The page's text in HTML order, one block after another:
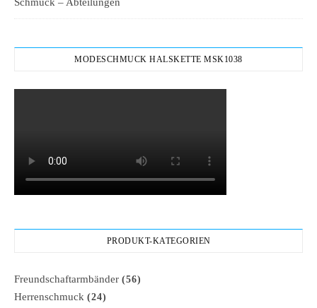
MODESCHMUCK HALSKETTE MSK1038
PRODUKT-KATEGORIEN
Freundschaftarmbänder (56)
Herrenschmuck (24)